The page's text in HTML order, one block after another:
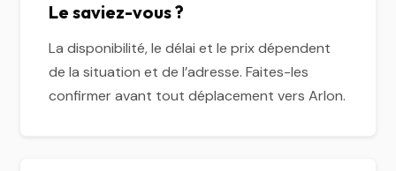
Le saviez-vous ?
La disponibilité, le délai et le prix dépendent
de la situation et de l’adresse. Faites-les
confirmer avant tout déplacement vers Arlon.